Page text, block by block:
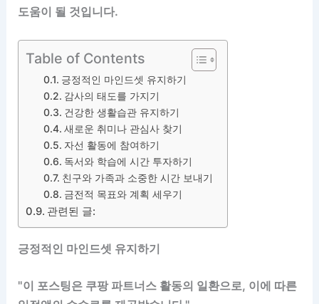
도움이 될 것입니다.
Table of Contents
긍정적인 마인드셋 유지하기
감사의 태도를 가지기
건강한 생활습관 유지하기
새로운 취미나 관심사 찾기
자선 활동에 참여하기
독서와 학습에 시간 투자하기
친구와 가족과 소중한 시간 보내기
금전적 목표와 계획 세우기
관련된 글:
긍정적인 마인드셋 유지하기
"이 포스팅은 쿠팡 파트너스 활동의 일환으로, 이에 따른